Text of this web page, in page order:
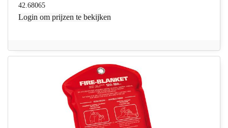
42.68065
Login om prijzen te bekijken